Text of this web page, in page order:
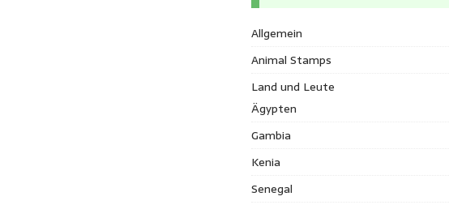
Allgemein
Animal Stamps
Land und Leute
Ägypten
Gambia
Kenia
Senegal